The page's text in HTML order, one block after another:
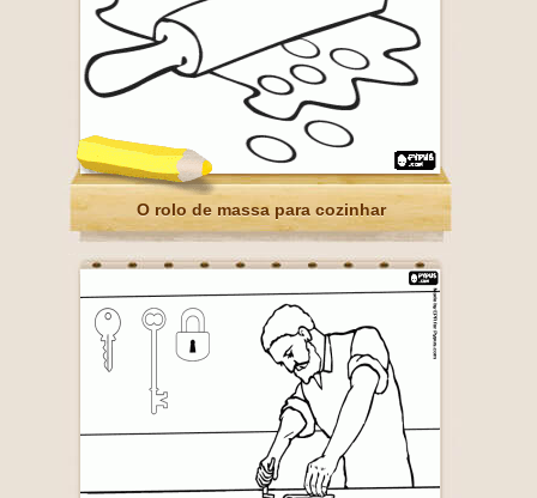
O rolo de massa para cozinhar